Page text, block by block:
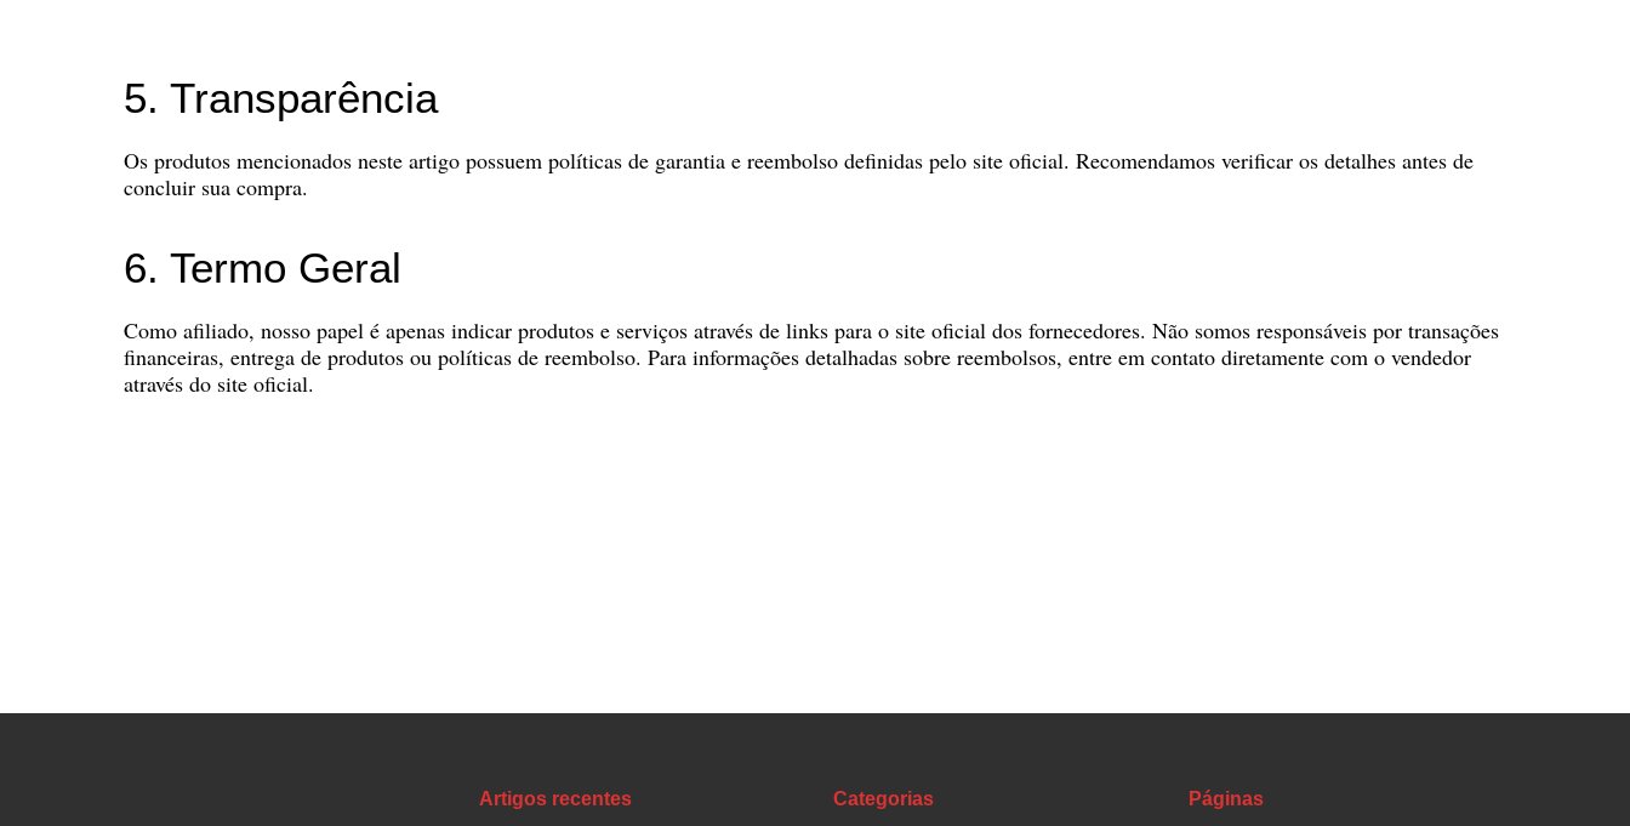
5. Transparência
Os produtos mencionados neste artigo possuem políticas de garantia e reembolso definidas pelo site oficial. Recomendamos verificar os detalhes antes de
concluir sua compra.
6. Termo Geral
Como afiliado, nosso papel é apenas indicar produtos e serviços através de links para o site oficial dos fornecedores. Não somos responsáveis por transações
financeiras, entrega de produtos ou políticas de reembolso. Para informações detalhadas sobre reembolsos, entre em contato diretamente com o vendedor
através do site oficial.
Artigos recentes Categorias Páginas